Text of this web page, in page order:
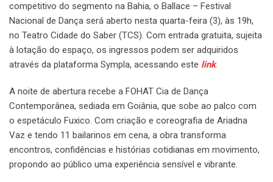
competitivo do segmento na Bahia, o Ballace – Festival
Nacional de Dança será aberto nesta quarta-feira (3), às 19h,
no Teatro Cidade do Saber (TCS). Com entrada gratuita, sujeita
à lotação do espaço, os ingressos podem ser adquiridos
através da plataforma Sympla, acessando este link.
A noite de abertura recebe a FOHAT Cia de Dança
Contemporânea, sediada em Goiânia, que sobe ao palco com
o espetáculo Fuxico. Com criação e coreografia de Ariadna
Vaz e tendo 11 bailarinos em cena, a obra transforma
encontros, confidências e histórias cotidianas em movimento,
propondo ao público uma experiência sensível e vibrante.